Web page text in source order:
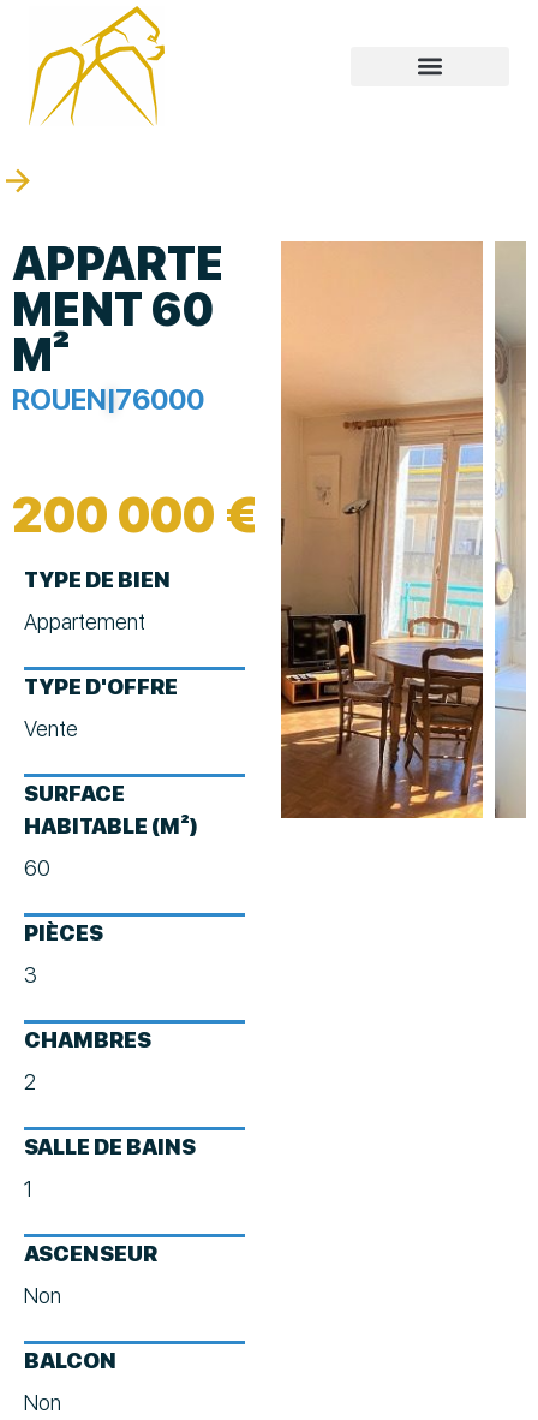
APPARTE
MENT 60
M²
ROUEN|76000
200 000 €
TYPE DE BIEN
Appartement
TYPE D'OFFRE
Vente
SURFACE
HABITABLE (M²)
60
PIÈCES
3
CHAMBRES
2
SALLE DE BAINS
1
ASCENSEUR
Non
BALCON
Non